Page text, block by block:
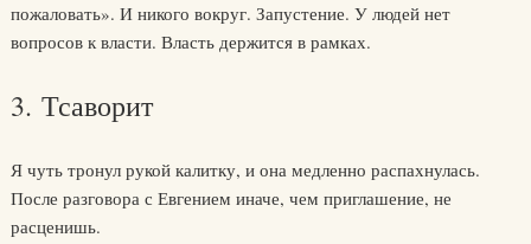
пожаловать». И никого вокруг. Запустение. У людей нет
вопросов к власти. Власть держится в рамках.
3. Тсаворит
Я чуть тронул рукой калитку, и она медленно распахнулась.
После разговора с Евгением иначе, чем приглашение, не
расценишь.